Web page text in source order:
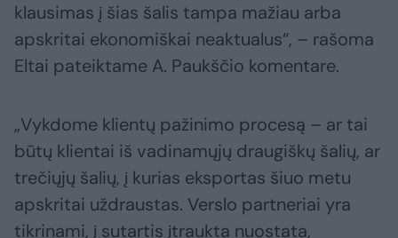
klausimas į šias šalis tampa mažiau arba
apskritai ekonomiškai neaktualus“, – rašoma
Eltai pateiktame A. Paukščio komentare.
„Vykdome klientų pažinimo procesą – ar tai
būtų klientai iš vadinamųjų draugiškų šalių, ar
trečiųjų šalių, į kurias eksportas šiuo metu
apskritai uždraustas. Verslo partneriai yra
tikrinami, į sutartis įtraukta nuostata,